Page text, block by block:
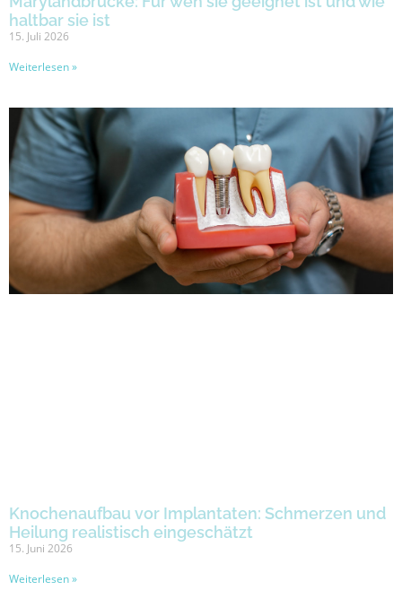
haltbar sie ist
15. Juli 2026
Weiterlesen »
Knochenaufbau vor Implantaten: Schmerzen und
Heilung realistisch eingeschätzt
15. Juni 2026
Weiterlesen »